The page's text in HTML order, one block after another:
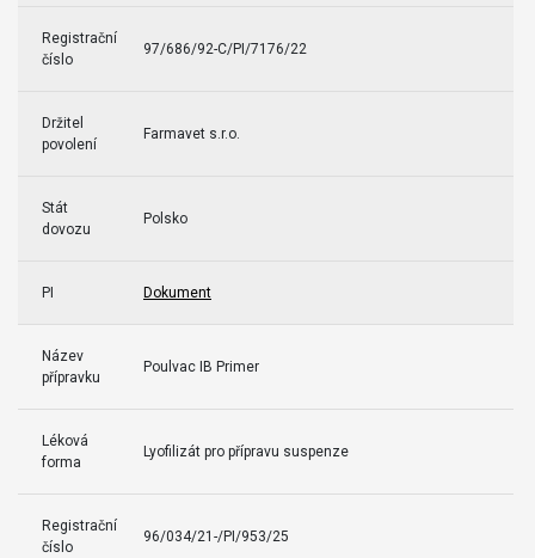
Registrační
číslo
97/686/92-C/PI/7176/22
Držitel
povolení
Farmavet s.r.o.
Stát
dovozu
Polsko
PI Dokument
Název
přípravku
Poulvac IB Primer
Léková
forma
Lyofilizát pro přípravu suspenze
Registrační
číslo
96/034/21-/PI/953/25